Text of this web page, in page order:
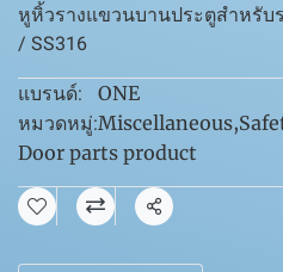
หูหิ้วรางแขวนบานประตูสำหรับ
/ SS316
แบรนด์: ONE
หมวดหมู่:Miscellaneous,
Door parts product
แชร์